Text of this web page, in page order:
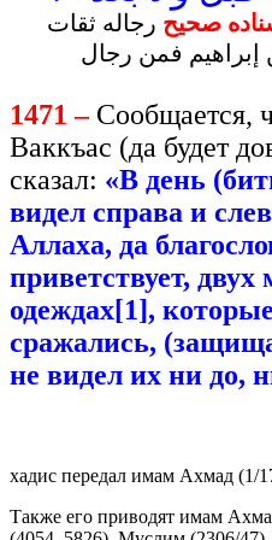
صحيح رجاله ثقات
فمن رجال
1471 –Сообщается,
Ваккъас (да будет
сказал: «В день
видел справа и
Аллаха, да
приветствует,
одеждах[1], которые
сражались, (
не видел их ни до,
хадис передал имам Ахмад (1/
Также его приводят имам